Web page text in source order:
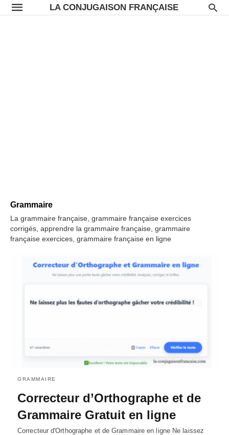
LA CONJUGAISON FRANÇAISE
Grammaire
La grammaire française, grammaire française exercices
corrigés, apprendre la grammaire française, grammaire
française exercices, grammaire française en ligne
GRAMMAIRE
Correcteur d’Orthographe et de
Grammaire Gratuit en ligne
Correcteur d'Orthographe et de Grammaire en ligne Ne laissez